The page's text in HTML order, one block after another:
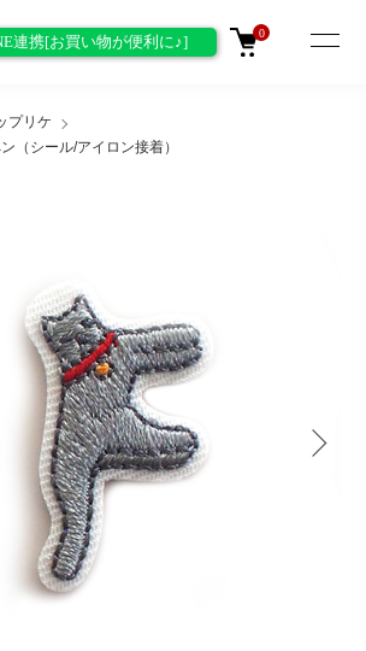
連携[お買い物が便利に♪] 0
プリケ
（シール/アイロン接着）